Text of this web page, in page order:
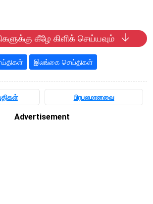
கீழே கிளிக் செய்யவும்
இலங்கை செய்திகள்
பிரபலமானவை
Advertisement